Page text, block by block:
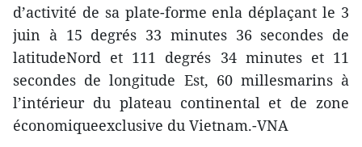
d’activité de sa plate-forme enla déplaçant le 3
juin à 15 degrés 33 minutes 36 secondes de
latitudeNord et 111 degrés 34 minutes et 11
secondes de longitude Est, 60 millesmarins à
l’intérieur du plateau continental et de zone
économiqueexclusive du Vietnam.-VNA